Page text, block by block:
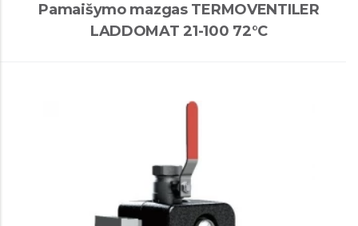
Pamaišymo mazgas TERMOVENTILER
LADDOMAT 21-100 72°C